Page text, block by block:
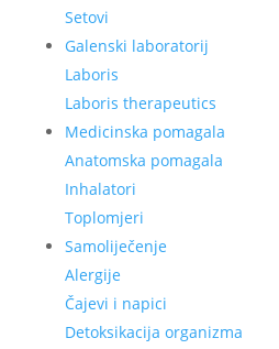
Setovi
Galenski laboratorij
Laboris
Laboris therapeutics
Medicinska pomagala
Anatomska pomagala
Inhalatori
Toplomjeri
Samoliječenje
Alergije
Čajevi i napici
Detoksikacija organizma